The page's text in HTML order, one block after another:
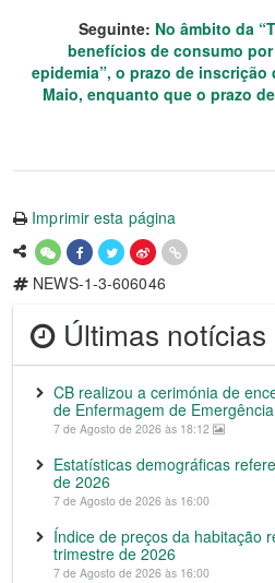
Seguinte: No âmbito da
benefícios de consumo
epidemia”, o prazo de inscrição
Maio, enquanto que o prazo
Imprimir esta página
NEWS-1-3-606046
Últimas notícias
CB realizou a cerimónia de
de Enfermagem de Emergência
7 de Agosto de 2026 às 18:12
Estatísticas demográficas
de 2026
7 de Agosto de 2026 às 16:00
Índice de preços da habitação
trimestre de 2026
7 de Agosto de 2026 às 16:00